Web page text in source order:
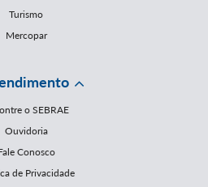
Turismo
Mercopar
o SEBRAE
Ouvidoria
Conosco
de Privacidade